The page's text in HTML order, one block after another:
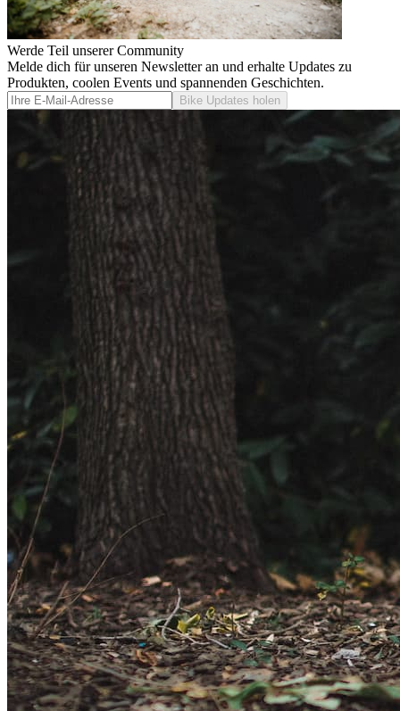
Werde Teil unserer Community
Melde dich für unseren Newsletter an und erhalte Updates zu
Produkten, coolen Events und spannenden Geschichten.
Bike Updates holen